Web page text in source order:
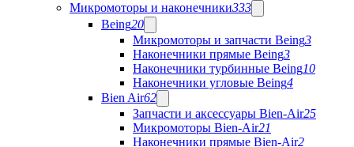
Микромоторы и наконечники333
Being20
Микромоторы и запчасти Being3
Наконечники прямые Being3
Наконечники турбинные Being10
Наконечники угловые Being4
Bien Air62
Запчасти и аксессуары Bien-Air25
Микромоторы Bien-Air21
Наконечники прямые Bien-Air2